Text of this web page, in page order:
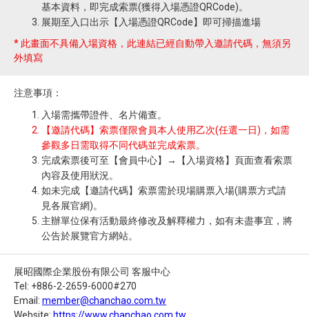
基本資料，即完成索票(獲得入場憑證QRCode)。
展期至入口出示【入場憑證QRCode】即可掃描進場
* 此畫面不具備入場資格，此連結已經自動帶入邀請代碼，無須另
外填寫
注意事項：
入場需攜帶證件、名片備查。
【邀請代碼】索票僅限會員本人使用乙次(任選一日)，如需
參觀多日需取得不同代碼並完成索票。
完成索票後可至【會員中心】→【入場資格】頁面查看索票
內容及使用狀況。
如未完成【邀請代碼】索票需於現場購票入場(購票方式請
見各展官網)。
主辦單位保有活動最終修改及解釋權力，如有未盡事宜，將
公告於展覽官方網站。
展昭國際企業股份有限公司 客服中心
Tel: +886-2-2659-6000#270
Email: member@chanchao.com.tw
Website: https://www.chanchao.com.tw